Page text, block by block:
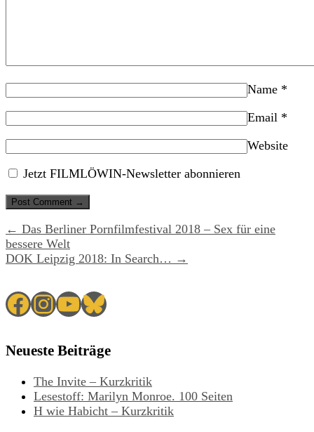
Name *
Email *
Website
Jetzt FILMLÖWIN-Newsletter abonnieren
← Das Berliner Pornfilmfestival 2018 – Sex für eine
bessere Welt
DOK Leipzig 2018: In Search… →
Facebook
Instagram
YouTube
Bluesky
Neueste Beiträge
The Invite – Kurzkritik
Lesestoff: Marilyn Monroe. 100 Seiten
H wie Habicht – Kurzkritik